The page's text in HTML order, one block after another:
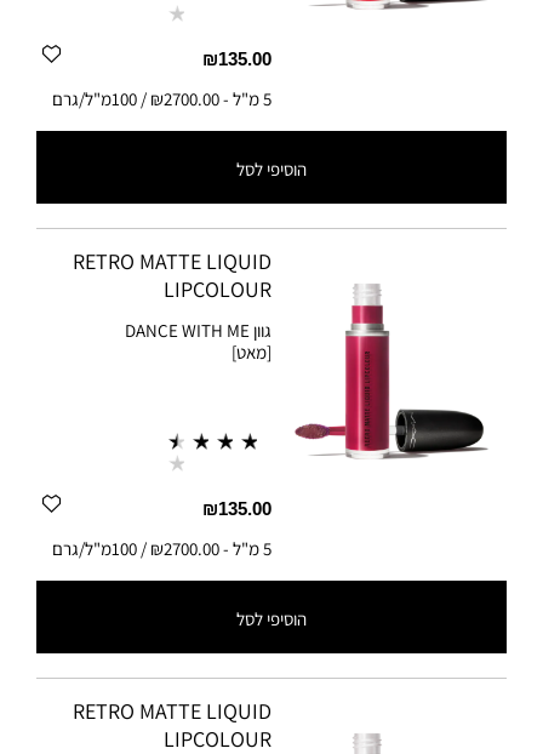
₪135.00
5 מ"ל -₪2700.00 / 100מ"ל/גרם
הוסיפי לסל
RETRO MATTE LIQUID
LIPCOLOUR
גוון DANCE WITH ME
[מאט]
₪135.00
5 מ"ל -₪2700.00 / 100מ"ל/גרם
הוסיפי לסל
RETRO MATTE LIQUID
LIPCOLOUR